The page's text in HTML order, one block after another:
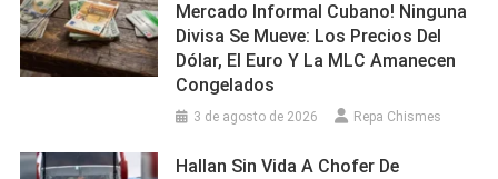
Mercado Informal Cubano! Ninguna
Divisa Se Mueve: Los Precios Del
Dólar, El Euro Y La MLC Amanecen
Congelados
3 de agosto de 2026 Repa Chismes
Hallan Sin Vida A Chofer De